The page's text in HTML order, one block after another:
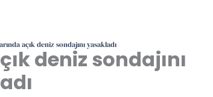
açık deniz sondajını yasakladı
deniz sondajını